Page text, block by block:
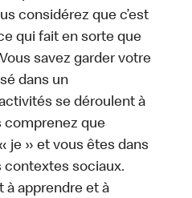
considérez que c’est
qui fait en sorte que
savez garder votre
dans un
se déroulent à
comprenez que
je » et vous êtes dans
contextes sociaux.
à apprendre et à